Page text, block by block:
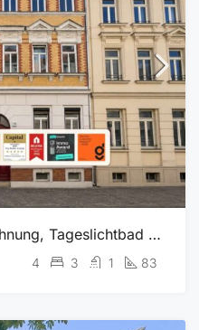
Charmante 4-Zimmer-Wohnung, Tageslichtbad und Abstellraum
4 3 1 83